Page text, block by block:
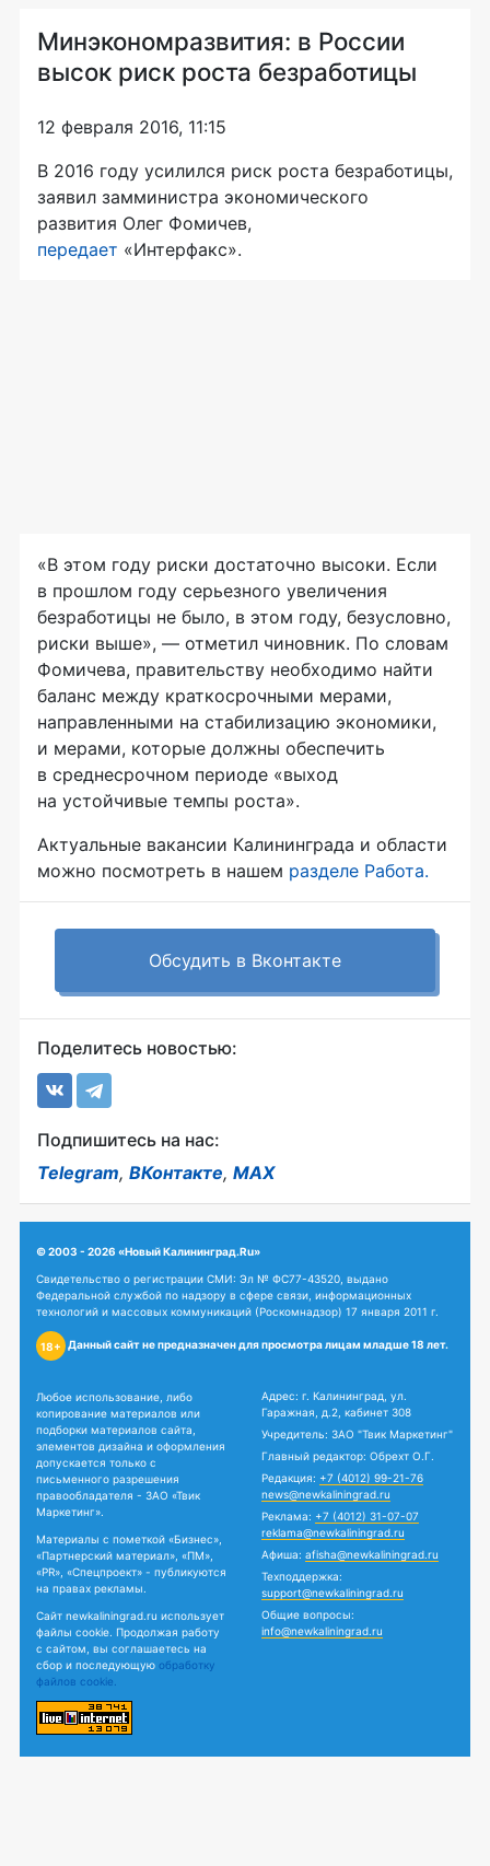
Минэкономразвития: в России
высок риск роста безработицы
12 февраля 2016, 11:15
В 2016 году усилился риск роста безработицы,
заявил замминистра экономического
развития Олег Фомичев,
передает «Интерфакс».
«В этом году риски достаточно высоки. Если
в прошлом году серьезного увеличения
безработицы не было, в этом году, безусловно,
риски выше», — отметил чиновник. По словам
Фомичева, правительству необходимо найти
баланс между краткосрочными мерами,
направленными на стабилизацию экономики,
и мерами, которые должны обеспечить
в среднесрочном периоде «выход
на устойчивые темпы роста».
Актуальные вакансии Калининграда и области
можно посмотреть в нашем разделе Работа.
Обсудить в Вконтакте
Поделитесь новостью:
Подпишитесь на нас:
Telegram, ВКонтакте, MAX
© 2003 - 2026 «Новый Калининград.Ru»
Свидетельство о регистрации СМИ: Эл № ФС77-43520, выдано
Федеральной службой по надзору в сфере связи, информационных
технологий и массовых коммуникаций (Роскомнадзор) 17 января 2011 г.
18+ Данный сайт не предназначен для просмотра лицам младше 18 лет.
Любое использование, либо
копирование материалов или
подборки материалов сайта,
элементов дизайна и оформления
допускается только с
письменного разрешения
правообладателя - ЗАО «Твик
Маркетинг».
Материалы с пометкой «Бизнес»,
«Партнерский материал», «ПМ»,
«PR», «Спецпроект» - публикуются
на правах рекламы.
Сайт newkaliningrad.ru использует
файлы cookie. Продолжая работу
с сайтом, вы соглашаетесь на
сбор и последующую обработку
файлов cookie.
Адрес: г. Калининград, ул.
Гаражная, д.2, кабинет 308
Учредитель: ЗАО "Твик Маркетинг"
Главный редактор: Обрехт О.Г.
Редакция: +7 (4012) 99-21-76
news@newkaliningrad.ru
Реклама: +7 (4012) 31-07-07
reklama@newkaliningrad.ru
Афиша: afisha@newkaliningrad.ru
Техподдержка:
support@newkaliningrad.ru
Общие вопросы:
info@newkaliningrad.ru